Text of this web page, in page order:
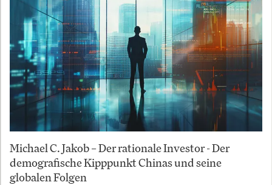
Michael C. Jakob – Der rationale Investor - Der
demografische Kipppunkt Chinas und seine
globalen Folgen